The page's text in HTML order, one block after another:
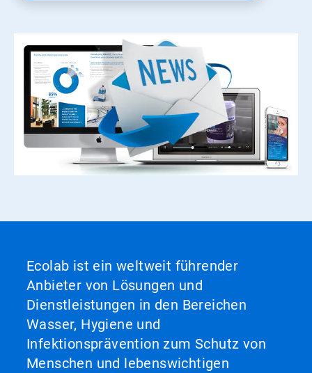
Ecolab ist ein weltweit führender
Anbieter von Lösungen und
Dienstleistungen in den Bereichen
Wasser, Hygiene und
Infektionsprävention zum Schutz von
Menschen und lebenswichtigen